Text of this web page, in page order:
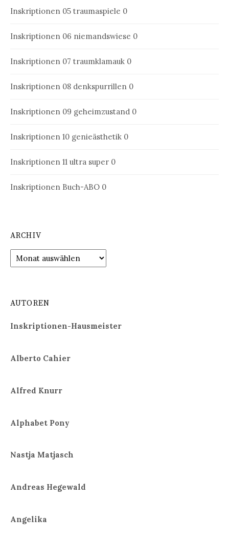
Inskriptionen 05 traumaspiele 0
Inskriptionen 06 niemandswiese 0
Inskriptionen 07 traumklamauk 0
Inskriptionen 08 denkspurrillen 0
Inskriptionen 09 geheimzustand 0
Inskriptionen 10 genieästhetik 0
Inskriptionen 11 ultra super 0
Inskriptionen Buch-ABO 0
ARCHIV
Archiv
AUTOREN
Inskriptionen-Hausmeister
Alberto Cahier
Alfred Knurr
Alphabet Pony
Nastja Matjasch
Andreas Hegewald
Angelika